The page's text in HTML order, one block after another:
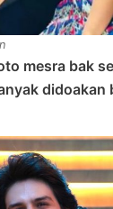
mesra bak
didoakan